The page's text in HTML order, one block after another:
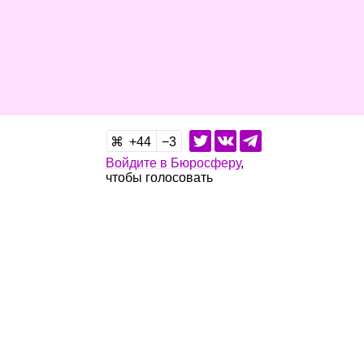
44
3
Войдите в Бюросферу,
чтобы голосовать